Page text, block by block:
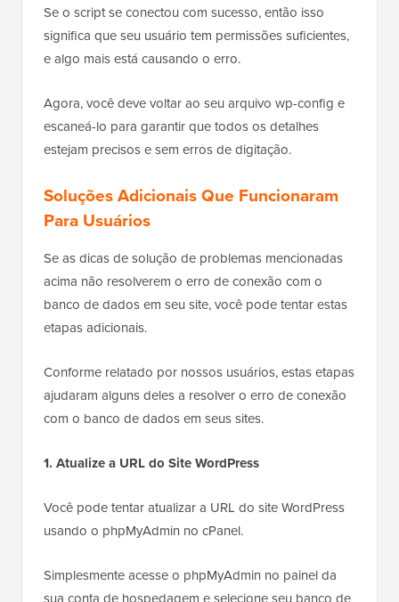
Se o script se conectou com sucesso, então isso
significa que seu usuário tem permissões suficientes,
e algo mais está causando o erro.
Agora, você deve voltar ao seu arquivo wp-config e
escaneá-lo para garantir que todos os detalhes
estejam precisos e sem erros de digitação.
Soluções Adicionais Que Funcionaram
Para Usuários
Se as dicas de solução de problemas mencionadas
acima não resolverem o erro de conexão com o
banco de dados em seu site, você pode tentar estas
etapas adicionais.
Conforme relatado por nossos usuários, estas etapas
ajudaram alguns deles a resolver o erro de conexão
com o banco de dados em seus sites.
1. Atualize a URL do Site WordPress
Você pode tentar atualizar a URL do site WordPress
usando o phpMyAdmin no cPanel.
Simplesmente acesse o phpMyAdmin no painel da
sua conta de hospedagem e selecione seu banco de